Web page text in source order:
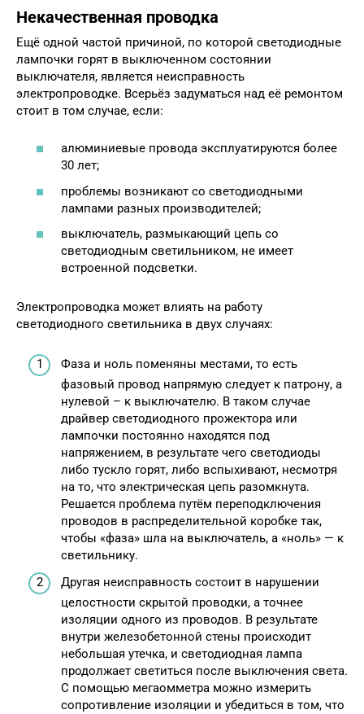
Некачественная проводка
Ещё одной частой причиной, по которой светодиодные
лампочки горят в выключенном состоянии
выключателя, является неисправность
электропроводке. Всерьёз задуматься над её ремонтом
стоит в том случае, если:
алюминиевые провода эксплуатируются более
30 лет;
проблемы возникают со светодиодными
лампами разных производителей;
выключатель, размыкающий цепь со
светодиодным светильником, не имеет
встроенной подсветки.
Электропроводка может влиять на работу
светодиодного светильника в двух случаях:
Фаза и ноль поменяны местами, то есть
фазовый провод напрямую следует к патрону, а
нулевой – к выключателю. В таком случае
драйвер светодиодного прожектора или
лампочки постоянно находятся под
напряжением, в результате чего светодиоды
либо тускло горят, либо вспыхивают, несмотря
на то, что электрическая цепь разомкнута.
Решается проблема путём переподключения
проводов в распределительной коробке так,
чтобы «фаза» шла на выключатель, а «ноль» — к
светильнику.
Другая неисправность состоит в нарушении
целостности скрытой проводки, а точнее
изоляции одного из проводов. В результате
внутри железобетонной стены происходит
небольшая утечка, и светодиодная лампа
продолжает светиться после выключения света.
С помощью мегаомметра можно измерить
сопротивление изоляции и убедиться в том, что